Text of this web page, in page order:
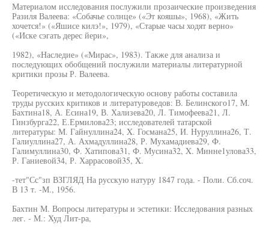
Материалом исследования послужили прозаические произведения
Разиля Валеева: «Собачье солнце» («Эт кояшы», 1968), «Жить
хочется!» («Яшисе килэ!», 1979), «Старые часы ходят верно»
(«Иске сэгать дерес йери»,
1982), «Наследие» («Мирас», 1983). Также для анализа и
последующих обобщений послужили материалы литературной
критики прозы Р. Валеева.
Теоретическую и методологическую основу работы составила
труды русских критиков и литературоведов: В. Белинского17, М.
Бахтина18, А. Есина19, В. Хализева20, Л. Тимофеева21, Л.
Гинзбурга22, Е.Ермилова23; исследователей татарской
литературы: М. Гайнуллина24, X. Госмана25, И. Нуруллина26, Т.
Галиуллина27, А. Ахмадуллина28, Р. Мухамадиева29, Ф.
Галимуллина30, Ф. Хатипова31, Ф. Мусина32, X. Минне1улова33,
Р. Ганиевой34, Р. Харрасовой35, X.
-тет"Сс"зп ВЗГЛЯД На русскую натуру 1847 года. - Поли. Сб.соч.
В 13 т. -М., 1956.
Бахтин М. Вопросы литературы и эстетики: Исследования разных
лег. - М.: Худ Лит-ра,